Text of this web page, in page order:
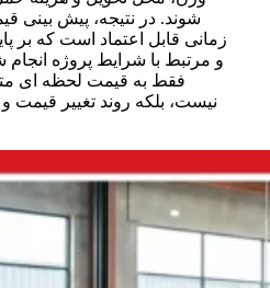
شوند. در نتیجه، پیش
زمانی قابل اعتماد است که بر
و مرتبط با شرایط پروژه انجام
نیست، بلکه روند تغییر قیمت